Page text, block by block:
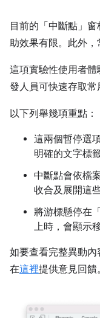
目前的「中斷點」 窗
助效果有限。此外，
這項實驗性使用者體
發人員可快速存取常
以下列舉幾項重點：
這兩個暫停選
明確的文字標
中斷點會依檔
收合及展開這
將游標懸停在
上時，會顯示
如要查看完整異動
在這裡提供意見回饋。